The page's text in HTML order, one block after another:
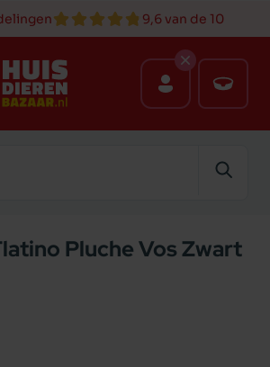
9,6 van de 10
Pluche Vos Zwart